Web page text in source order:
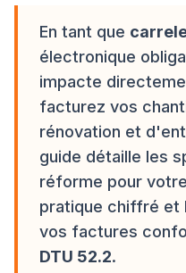
En tant que
électronique
impacte
facturez vos
rénovation et
guide détaille les
réforme pour
pratique chiffré et
vos factures
DTU 52.2.